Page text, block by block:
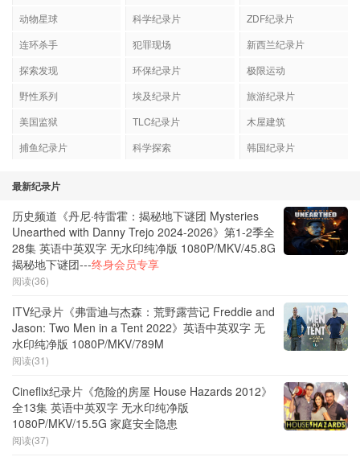
动物星球
科学纪录片
ZDF纪录片
连环杀手
犯罪现场
新西兰纪录片
探索发现
环保纪录片
极限运动
野性系列
埃及纪录片
旅游纪录片
美国监狱
TLC纪录片
木屋建筑
捕鱼纪录片
科学探索 韩国纪录片
最新纪录片
历史频道《丹尼·特雷霍：揭秘地下谜团 Mysteries
Unearthed with Danny Trejo 2024-2026》第1-2季全
28集 英语中英双字 无水印纯净版 1080P/MKV/45.8G
揭秘地下谜团---终身会员专享
阅读(36)
ITV纪录片《弗雷迪与杰森：荒野露营记 Freddie and
Jason: Two Men in a Tent 2022》英语中英双字 无
水印纯净版 1080P/MKV/789M
阅读(31)
Cineflix纪录片《危险的房屋 House Hazards 2012》
全13集 英语中英双字 无水印纯净版
1080P/MKV/15.5G 家庭安全隐患
阅读(37)